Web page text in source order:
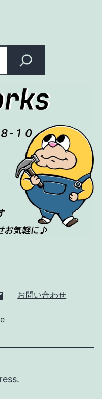
ー
お問い合わせ
.